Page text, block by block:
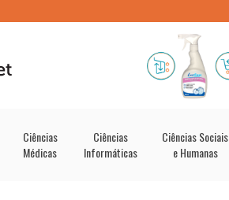
Ciências
Médicas
Ciências
Informáticas
Ciências Sociais
e Humanas